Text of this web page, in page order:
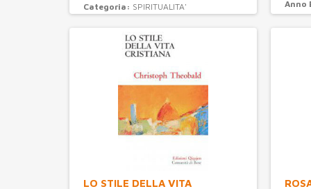
Categoria: SPIRITUALITA'
Anno
LO STILE DELLA VITA